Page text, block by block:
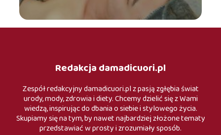
Redakcja damadicuori.pl
Zespół redakcyjny damadicuori.pl z pasją zgłębia świat
urody, mody, zdrowia i diety. Chcemy dzielić się z Wami
wiedzą, inspirując do dbania o siebie i stylowego życia.
Skupiamy się na tym, by nawet najbardziej złożone tematy
przedstawiać w prosty i zrozumiały sposób.